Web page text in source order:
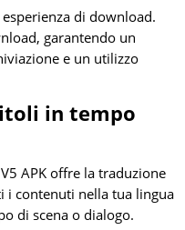
di download.
garantendo un
e un utilizzo
in tempo
APK offre la traduzione
i contenuti nella tua lingua
di scena o dialogo.